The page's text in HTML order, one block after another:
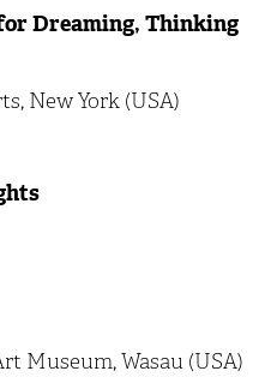
Dreaming, Thinking
New York (USA)
Museum, Wasau (USA)